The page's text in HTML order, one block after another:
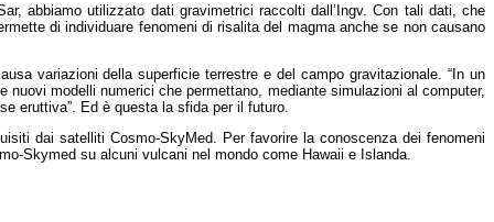
abbiamo utilizzato dati gravimetrici raccolti dall’Ingv. Con tali dati, che
di individuare fenomeni di risalita del magma anche se non causano
variazioni della superficie terrestre e del campo gravitazionale. “In un
modelli numerici che permettano, mediante simulazioni al computer,
eruttiva”. Ed è questa la sfida per il futuro.
dai satelliti Cosmo-SkyMed. Per favorire la conoscenza dei fenomeni
Skymed su alcuni vulcani nel mondo come Hawaii e Islanda.